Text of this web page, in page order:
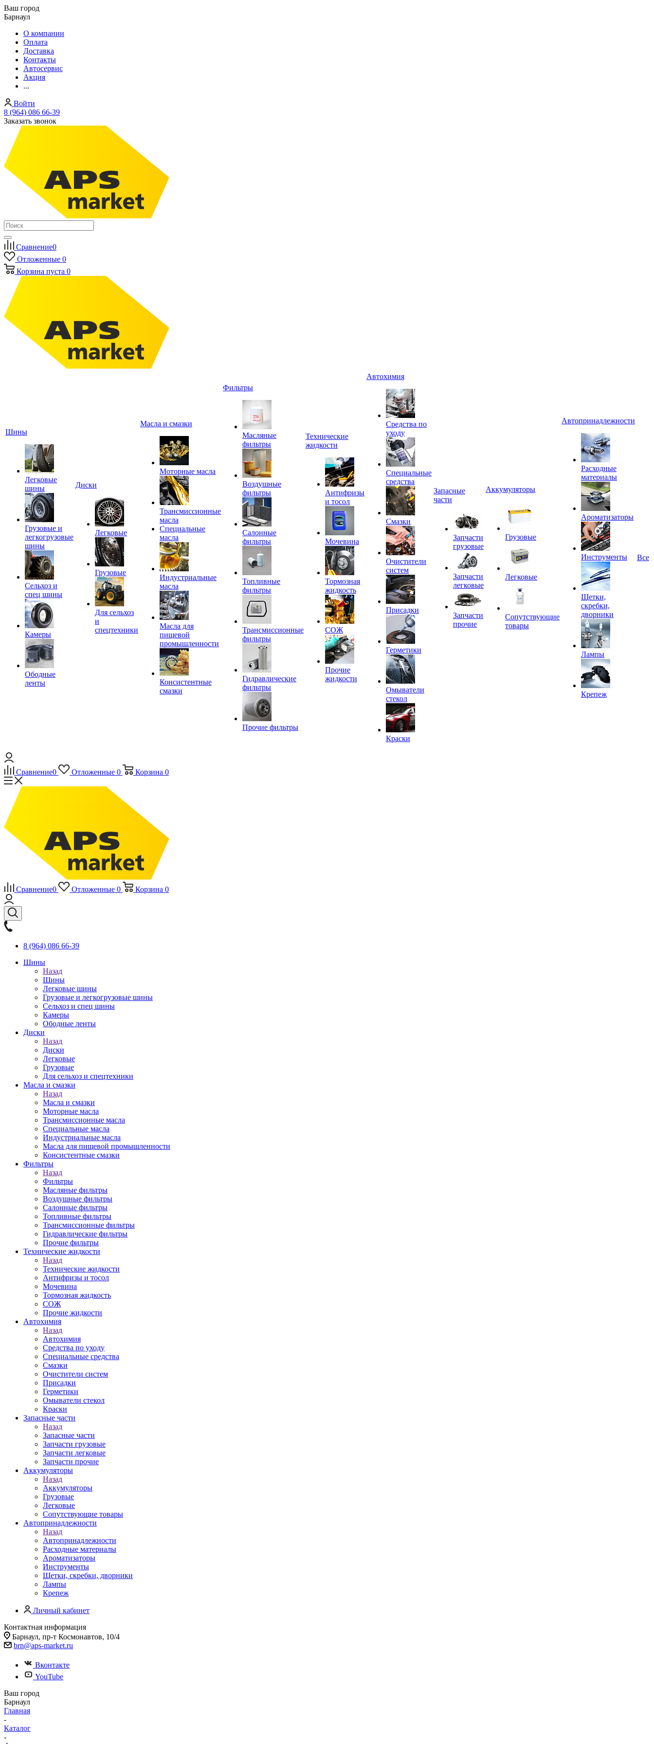
Ваш город
Барнаул
О компании
Оплата
Доставка
Контакты
Автосервис
Акция
...
Войти
8 (964) 086 66-39
Заказать звонок
Сравнение0
Отложенные 0
Корзина пуста 0
Шины
Легковые
шины
Грузовые и
легкогрузовые
шины
Сельхоз и
спец шины
Камеры
Ободные
ленты
Диски
Легковые
Грузовые
Для сельхоз
и
спецтехники
Масла и смазки
Моторные масла
Трансмиссионные
масла
Специальные
масла
Индустриальные
масла
Масла для
пищевой
промышленности
Консистентные
смазки
Фильтры
Масляные
фильтры
Воздушные
фильтры
Салонные
фильтры
Топливные
фильтры
Трансмиссионные
фильтры
Гидравлические
фильтры
Прочие фильтры
Технические
жидкости
Антифризы
и тосол
Мочевина
Тормозная
жидкость
СОЖ
Прочие
жидкости
Автохимия
Средства по
уходу
Специальные
средства
Смазки
Очистители
систем
Присадки
Герметики
Омыватели
стекол
Краски
Запасные
части
Запчасти
грузовые
Запчасти
легковые
Запчасти
прочие
Аккумуляторы
Грузовые
Легковые
Сопутствующие
товары
Автопринадлежности
Расходные
материалы
Ароматизаторы
Инструменты
Щетки,
скребки,
дворники
Лампы
Крепеж
Все
Сравнение0 Отложенные 0 Корзина 0
Сравнение0 Отложенные 0 Корзина 0
8 (964) 086 66-39
Шины
Назад
Шины
Легковые шины
Грузовые и легкогрузовые шины
Сельхоз и спец шины
Камеры
Ободные ленты
Диски
Назад
Диски
Легковые
Грузовые
Для сельхоз и спецтехники
Масла и смазки
Назад
Масла и смазки
Моторные масла
Трансмиссионные масла
Специальные масла
Индустриальные масла
Масла для пищевой промышленности
Консистентные смазки
Фильтры
Назад
Фильтры
Масляные фильтры
Воздушные фильтры
Салонные фильтры
Топливные фильтры
Трансмиссионные фильтры
Гидравлические фильтры
Прочие фильтры
Технические жидкости
Назад
Технические жидкости
Антифризы и тосол
Мочевина
Тормозная жидкость
СОЖ
Прочие жидкости
Автохимия
Назад
Автохимия
Средства по уходу
Специальные средства
Смазки
Очистители систем
Присадки
Герметики
Омыватели стекол
Краски
Запасные части
Назад
Запасные части
Запчасти грузовые
Запчасти легковые
Запчасти прочие
Аккумуляторы
Назад
Аккумуляторы
Грузовые
Легковые
Сопутствующие товары
Автопринадлежности
Назад
Автопринадлежности
Расходные материалы
Ароматизаторы
Инструменты
Щетки, скребки, дворники
Лампы
Крепеж
Личный кабинет
Контактная информация
Барнаул, пр-т Космонавтов, 10/4
brn@aps-market.ru
Вконтакте
YouTube
Ваш город
Барнаул
Главная
-
Каталог
-